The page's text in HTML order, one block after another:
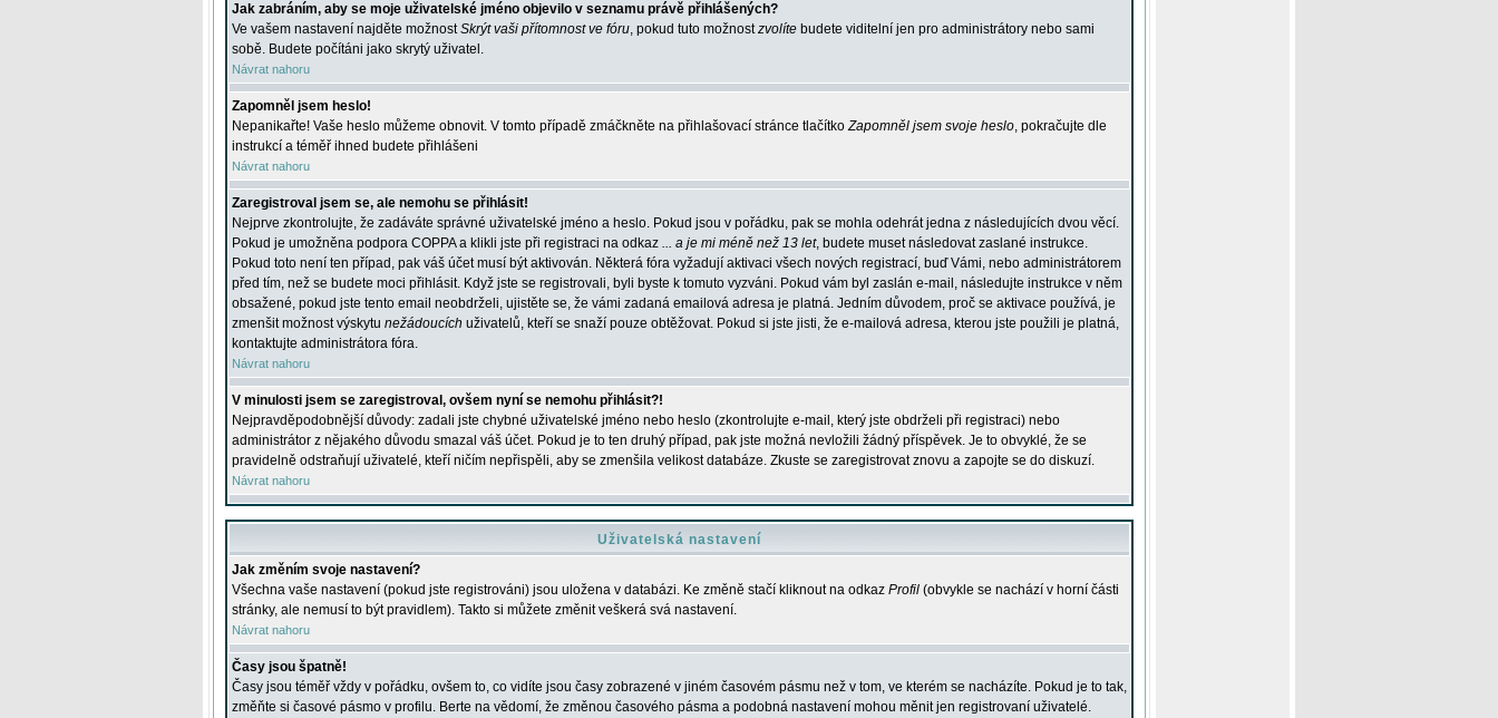
Jak zabráním, aby se moje uživatelské jméno objevilo v seznamu právě přihlášených?
Ve vašem nastavení najděte možnostSkrýt vaši přítomnost ve fóru, pokud tuto možnostzvolíte budete viditelní jen pro administrátory nebo sami
sobě. Budete počítáni jako skrytý uživatel.
Návrat nahoru
Zapomněl jsem heslo!
Nepanikařte! Vaše heslo můžeme obnovit. V tomto případě zmáčkněte na přihlašovací stránce tlačítkoZapomněl jsem svoje heslo, pokračujte dle
instrukcí a téměř ihned budete přihlášeni
Návrat nahoru
Zaregistroval jsem se, ale nemohu se přihlásit!
Nejprve zkontrolujte, že zadáváte správné uživatelské jméno a heslo. Pokud jsou v pořádku, pak se mohla odehrát jedna z následujících dvou věcí.
Pokud je umožněna podpora COPPA a klikli jste při registraci na odkaz ... a je mi méně než 13 let, budete muset následovat zaslané instrukce.
Pokud toto není ten případ, pak váš účet musí být aktivován. Některá fóra vyžadují aktivaci všech nových registrací, buď Vámi, nebo administrátorem
před tím, než se budete moci přihlásit. Když jste se registrovali, byli byste k tomuto vyzváni. Pokud vám byl zaslán e-mail, následujte instrukce v něm
obsažené, pokud jste tento email neobdrželi, ujistěte se, že vámi zadaná emailová adresa je platná. Jedním důvodem, proč se aktivace používá, je
zmenšit možnost výskytu nežádoucích uživatelů, kteří se snaží pouze obtěžovat. Pokud si jste jisti, že e-mailová adresa, kterou jste použili je platná,
kontaktujte administrátora fóra.
Návrat nahoru
V minulosti jsem se zaregistroval, ovšem nyní se nemohu přihlásit?!
Nejpravděpodobnější důvody: zadali jste chybné uživatelské jméno nebo heslo (zkontrolujte e-mail, který jste obdrželi při registraci) nebo
administrátor z nějakého důvodu smazal váš účet. Pokud je to ten druhý případ, pak jste možná nevložili žádný příspěvek. Je to obvyklé, že se
pravidelně odstraňují uživatelé, kteří ničím nepřispěli, aby se zmenšila velikost databáze. Zkuste se zaregistrovat znovu a zapojte se do diskuzí.
Návrat nahoru
Uživatelská nastavení
Jak změním svoje nastavení?
Všechna vaše nastavení (pokud jste registrováni) jsou uložena v databázi. Ke změně stačí kliknout na odkaz Profil (obvykle se nachází v horní části
stránky, ale nemusí to být pravidlem). Takto si můžete změnit veškerá svá nastavení.
Návrat nahoru
Časy jsou špatně!
Časy jsou téměř vždy v pořádku, ovšem to, co vidíte jsou časy zobrazené v jiném časovém pásmu než v tom, ve kterém se nacházíte. Pokud je to tak,
změňte si časové pásmo v profilu. Berte na vědomí, že změnou časového pásma a podobná nastavení mohou měnit jen registrovaní uživatelé.